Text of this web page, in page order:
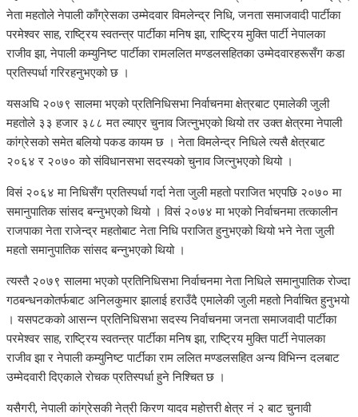
नेता महतोले नेपाली काँग्रेसका उम्मेदवार विमलेन्द्र निधि, जनता समाजवादी पार्टीका
परमेश्वर साह, राष्ट्रिय स्वतन्त्र पार्टीका मनिष झा, राष्ट्रिय मुक्ति पार्टी नेपालका
राजीव झा, नेपाली कम्युनिष्ट पार्टीका रामललित मण्डलसहितका उम्मेदवारहरूसँग कडा
प्रतिस्पर्धा गरिरहनुभएको छ ।
यसअघि २०७९ सालमा भएको प्रतिनिधिसभा निर्वाचनमा क्षेत्रबाट एमालेकी जुली
महतोले ३३ हजार ३८८ मत ल्याएर चुनाव जित्नुभएको थियो तर उक्त क्षेत्रमा नेपाली
कांग्रेसको समेत बलियो पकड कायम छ । नेता विमलेन्द्र निधिले त्यसै क्षेत्रबाट
२०६४ र २०७० को संविधानसभा सदस्यको चुनाव जित्नुभएको थियो ।
विसं २०६४ मा निधिसँग प्रतिस्पर्धा गर्दा नेता जुली महतो पराजित भएपछि २०७० मा
समानुपातिक सांसद बन्नुभएको थियो । विसं २०७४ मा भएको निर्वाचनमा तत्कालीन
राजपाका नेता राजेन्द्र महतोबाट नेता निधि पराजित हुनुभएको थियो भने नेता जुली
महतो समानुपातिक सांसद बन्नुभएको थियो ।
त्यस्तै २०७९ सालमा भएको प्रतिनिधिसभा निर्वाचनमा नेता निधिले समानुपातिक रोज्दा
गठबन्धनकोतर्फबाट अनिलकुमार झालाई हराउँदै एमालेकी जुली महतो निर्वाचित हुनुभयो
। यसपटकको आसन्न प्रतिनिधिसभा सदस्य निर्वाचनमा जनता समाजवादी पार्टीका
परमेश्वर साह, राष्ट्रिय स्वतन्त्र पार्टीका मनिष झा, राष्ट्रिय मुक्ति पार्टी नेपालका
राजीव झा र नेपाली कम्युनिष्ट पार्टीका राम ललित मण्डलसहित अन्य विभिन्न दलबाट
उम्मेदवारी दिएकाले रोचक प्रतिस्पर्धा हुने निश्चित छ ।
यसैगरी, नेपाली कांग्रेसकी नेत्री किरण यादव महोत्तरी क्षेत्र नं २ बाट चुनावी